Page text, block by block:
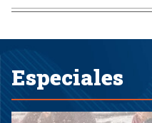
Especiales